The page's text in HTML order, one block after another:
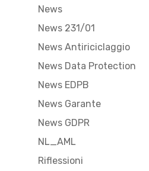
News
News 231/01
News Antiriciclaggio
News Data Protection
News EDPB
News Garante
News GDPR
NL_AML
Riflessioni